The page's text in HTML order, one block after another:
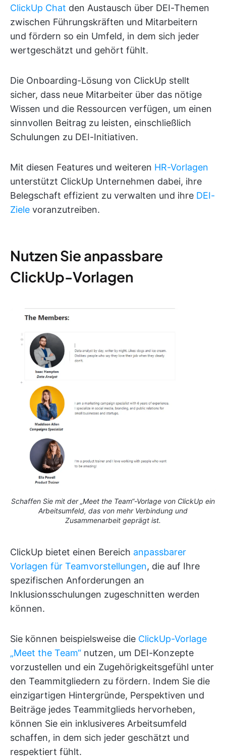
ClickUp Chat den Austausch über DEI-Themen
zwischen Führungskräften und Mitarbeitern
und fördern so ein Umfeld, in dem sich jeder
wertgeschätzt und gehört fühlt.
Die Onboarding-Lösung von ClickUp stellt
sicher, dass neue Mitarbeiter über das nötige
Wissen und die Ressourcen verfügen, um einen
sinnvollen Beitrag zu leisten, einschließlich
Schulungen zu DEI-Initiativen.
Mit diesen Features und weiteren HR-Vorlagen
unterstützt ClickUp Unternehmen dabei, ihre
Belegschaft effizient zu verwalten und ihre DEI-
Ziele voranzutreiben.
Nutzen Sie anpassbare
ClickUp-Vorlagen
Schaffen Sie mit der „Meet the Team“-Vorlage von ClickUp ein
Arbeitsumfeld, das von mehr Verbindung und
Zusammenarbeit geprägt ist.
ClickUp bietet einen Bereich anpassbarer
Vorlagen für Teamvorstellungen, die auf Ihre
spezifischen Anforderungen an
Inklusionsschulungen zugeschnitten werden
können.
Sie können beispielsweise die ClickUp-Vorlage
„Meet the Team“ nutzen, um DEI-Konzepte
vorzustellen und ein Zugehörigkeitsgefühl unter
den Teammitgliedern zu fördern. Indem Sie die
einzigartigen Hintergründe, Perspektiven und
Beiträge jedes Teammitglieds hervorheben,
können Sie ein inklusiveres Arbeitsumfeld
schaffen, in dem sich jeder geschätzt und
respektiert fühlt.